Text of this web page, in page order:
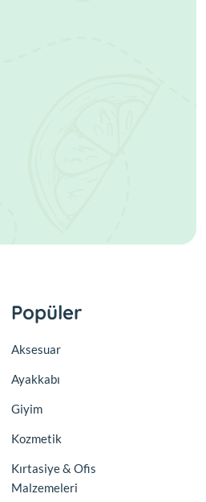
Popüler
Aksesuar
Ayakkabı
Giyim
Kozmetik
Kırtasiye & Ofis
Malzemeleri